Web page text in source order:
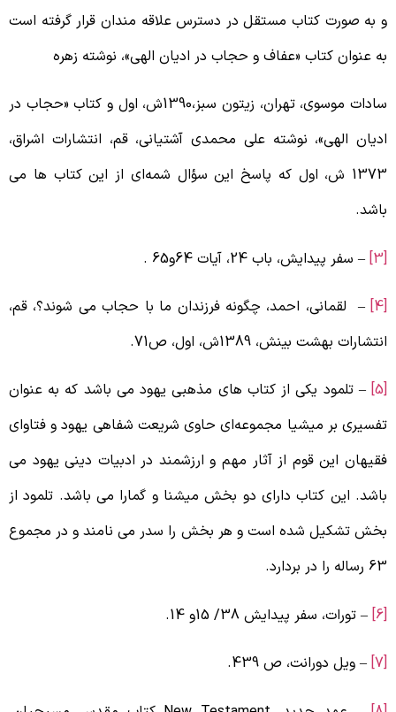
به صورت کتاب مستقل در دسترس علاقه مندان قرار گرفته است
عنوان کتاب «عفاف و حجاب در ادیان الهی»، نوشته زهره
سادات موسوی، تهران، زیتون سبز،1390ش، اول و کتاب «حجاب در
الهی»، نوشته علی محمدی آشتیانی، قم، انتشارات اشراق،
1373 ش، اول که پاسخ این سؤال شمه‌ای از این کتاب ها می
– سفر پیدایش، باب 24، آیات 64و65 .
– لقمانی، احمد، چگونه فرزندان ما با حجاب می شوند؟، قم،
بهشت بینش، 1389ش، اول، ص71.
– تلمود یکی از کتاب های مذهبی یهود می باشد که به عنوان
بر میشیا مجموعه‌ای حاوی شریعت شفاهی یهود و فتاوای
این قوم از آثار مهم و ارزشمند در ادبیات دینی یهود می
این کتاب دارای دو بخش میشنا و گمارا می باشد. تلمود از
تشکیل شده است و هر بخش را سدر می نامند و در مجموع
را در بردارد.
– تورات، سفر پیدایش 38/ 15و 14.
– ویل دورانت، ص 439.